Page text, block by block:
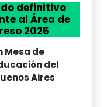
definitivo
al Área de
2025
Mesa de
del
Aires